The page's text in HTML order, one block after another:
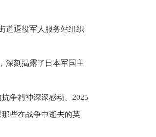
道退役军人服务站组织
深刻揭露了日本军国主
争精神深深感动。2025
些在战争中逝去的英